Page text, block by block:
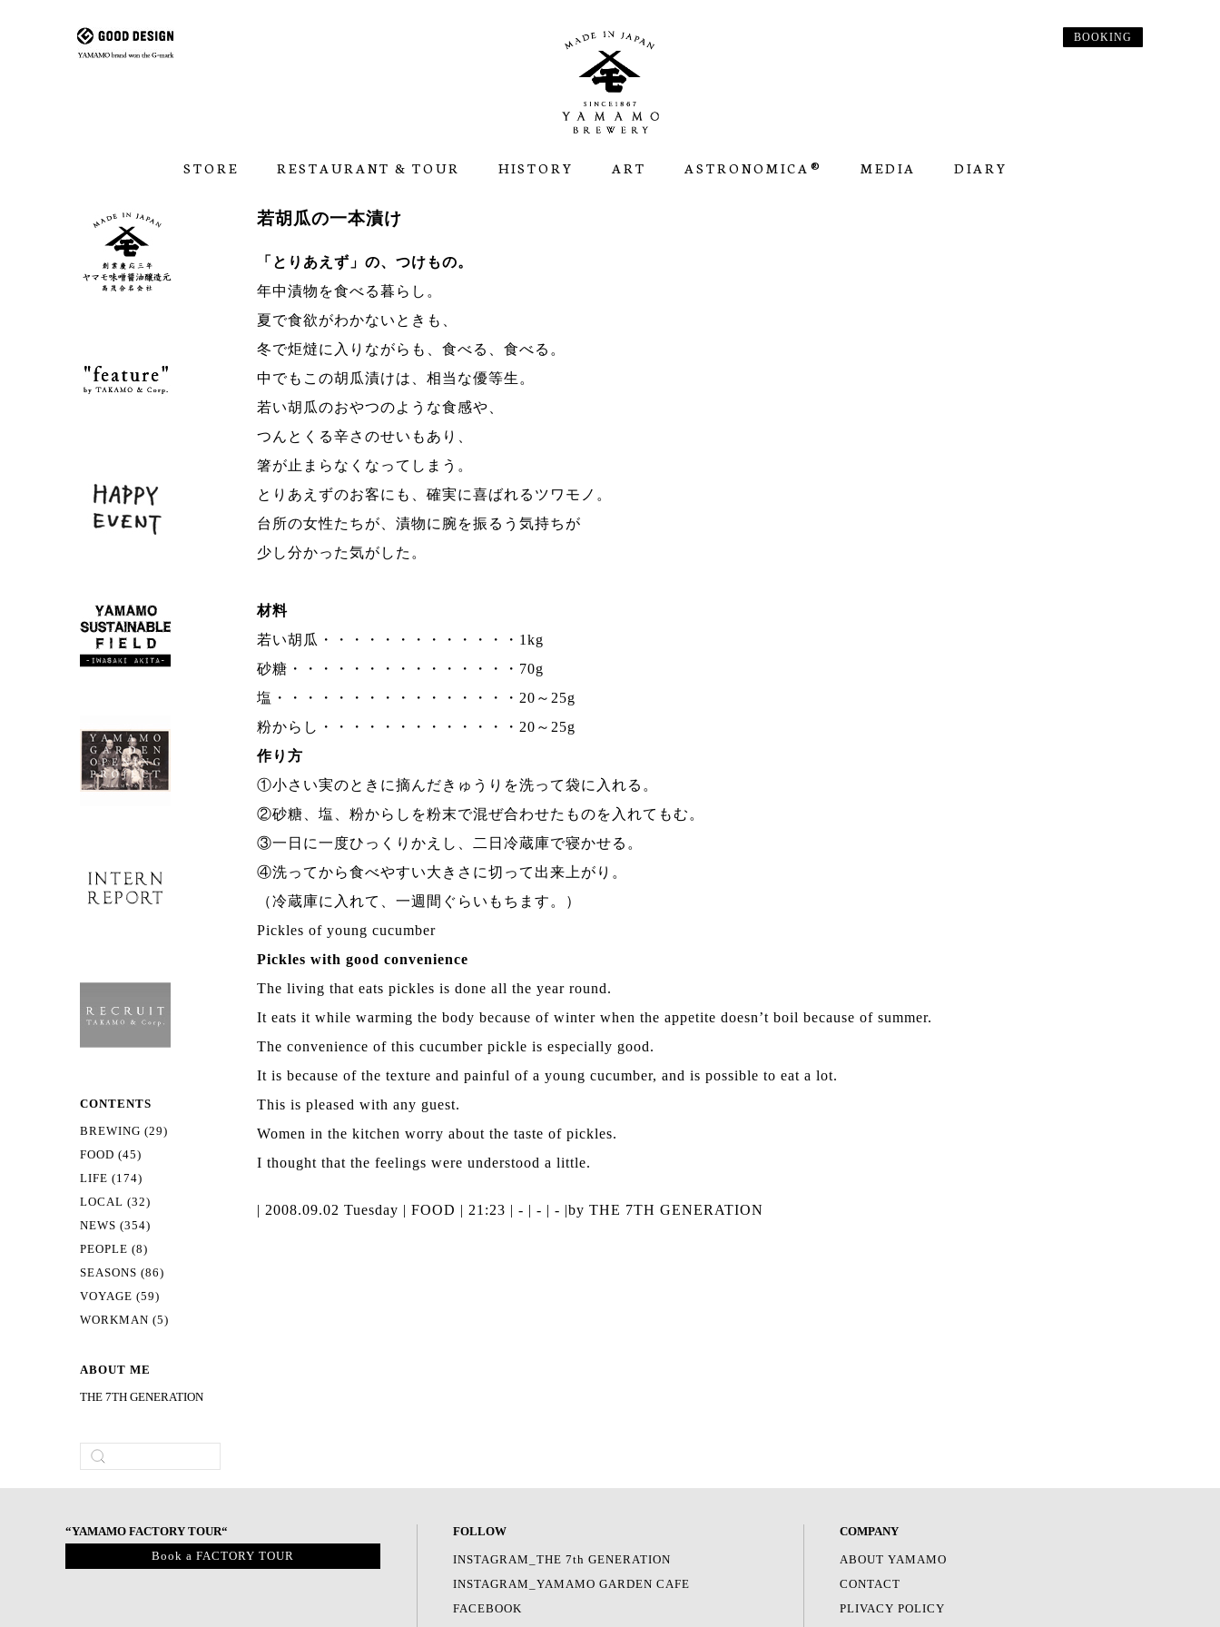
BOOKING
STORE RESTAURANT & TOUR HISTORY ART ASTRONOMICA®︎ MEDIA DIARY
若胡瓜の一本漬け
「とりあえず」の、つけもの。
年中漬物を食べる暮らし。
夏で食欲がわかないときも、
冬で炬燵に入りながらも、食べる、食べる。
中でもこの胡瓜漬けは、相当な優等生。
若い胡瓜のおやつのような食感や、
つんとくる辛さのせいもあり、
箸が止まらなくなってしまう。
とりあえずのお客にも、確実に喜ばれるツワモノ。
台所の女性たちが、漬物に腕を振るう気持ちが
少し分かった気がした。
材料
若い胡瓜・・・・・・・・・・・・・1kg
砂糖・・・・・・・・・・・・・・・70g
塩・・・・・・・・・・・・・・・・20～25g
粉からし・・・・・・・・・・・・・20～25g
作り方
①小さい実のときに摘んだきゅうりを洗って袋に入れる。
②砂糖、塩、粉からしを粉末で混ぜ合わせたものを入れてもむ。
③一日に一度ひっくりかえし、二日冷蔵庫で寝かせる。
④洗ってから食べやすい大きさに切って出来上がり。
（冷蔵庫に入れて、一週間ぐらいもちます。）
Pickles of young cucumber
Pickles with good convenience
The living that eats pickles is done all the year round.
It eats it while warming the body because of winter when the appetite doesn’t boil because of summer.
The convenience of this cucumber pickle is especially good.
It is because of the texture and painful of a young cucumber, and is possible to eat a lot.
This is pleased with any guest.
Women in the kitchen worry about the taste of pickles.
I thought that the feelings were understood a little.
| 2008.09.02 Tuesday | FOOD | 21:23 | - | - | - |by THE 7TH GENERATION
CONTENTS
BREWING (29)
FOOD (45)
LIFE (174)
LOCAL (32)
NEWS (354)
PEOPLE (8)
SEASONS (86)
VOYAGE (59)
WORKMAN (5)
ABOUT ME
THE 7TH GENERATION
“YAMAMO FACTORY TOUR“
Book a FACTORY TOUR
FOLLOW
INSTAGRAM_THE 7th GENERATION
INSTAGRAM_YAMAMO GARDEN CAFE
FACEBOOK
COMPANY
ABOUT YAMAMO
CONTACT
PLIVACY POLICY